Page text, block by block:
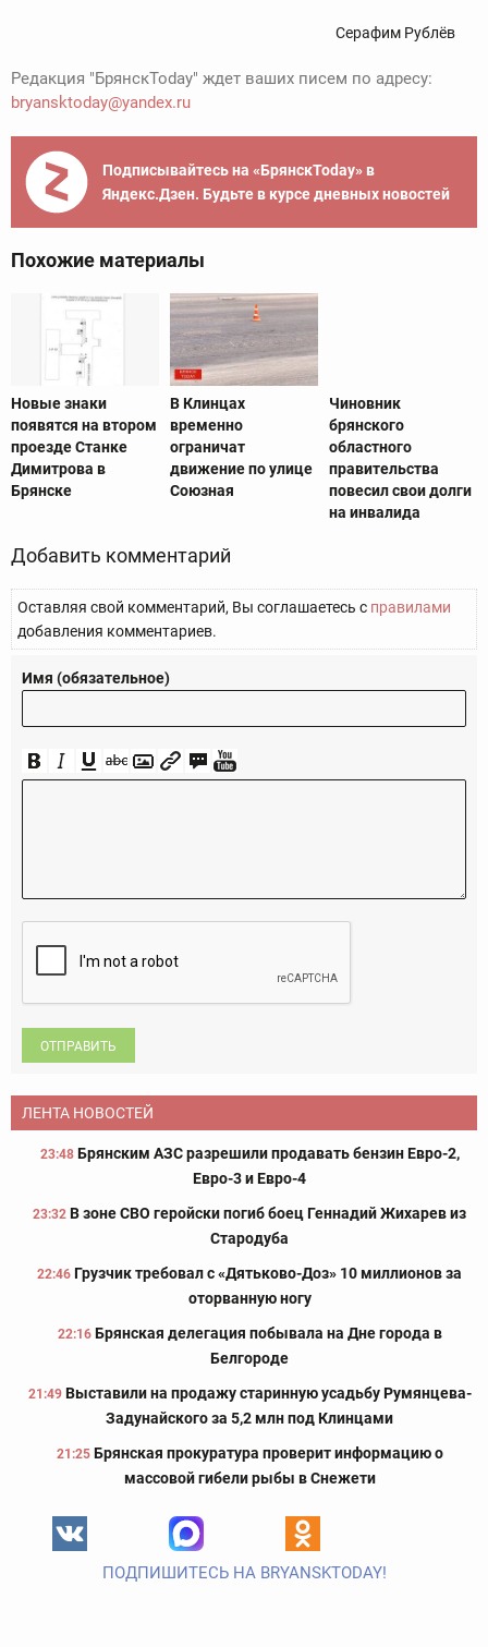
Серафим Рублёв
Редакция "БрянскToday" ждет ваших писем по адресу:
bryansktoday@yandex.ru
Подписывайтесь на «БрянскToday» в
Яндекс.Дзен. Будьте в курсе дневных новостей
Похожие материалы
Новые знаки
появятся на втором
проезде Станке
Димитрова в
Брянске
В Клинцах
временно
ограничат
движение по улице
Союзная
Чиновник
брянского
областного
правительства
повесил свои долги
на инвалида
Добавить комментарий
Оставляя свой комментарий, Вы соглашаетесь с правилами
добавления комментариев.
Имя (обязательное)
ОТПРАВИТЬ
ЛЕНТА НОВОСТЕЙ
23:48 Брянским АЗС разрешили продавать бензин Евро-2,
Евро-3 и Евро-4
23:32 В зоне СВО геройски погиб боец Геннадий Жихарев из
Стародуба
22:46 Грузчик требовал с «Дятьково-Доз» 10 миллионов за
оторванную ногу
22:16 Брянская делегация побывала на Дне города в
Белгороде
21:49 Выставили на продажу старинную усадьбу Румянцева-
Задунайского за 5,2 млн под Клинцами
21:25 Брянская прокуратура проверит информацию о
массовой гибели рыбы в Снежети
ПОДПИШИТЕСЬ НА BRYANSKTODAY!